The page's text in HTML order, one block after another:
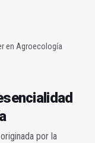
en Agroecología
por la